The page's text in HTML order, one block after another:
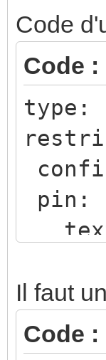
Code
Code :
type:
pin:
card:
type:
Il faut
Code :